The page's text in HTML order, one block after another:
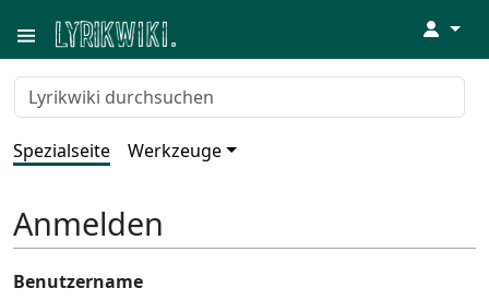
↓
Spezialseite Werkzeuge
Anmelden
Benutzername